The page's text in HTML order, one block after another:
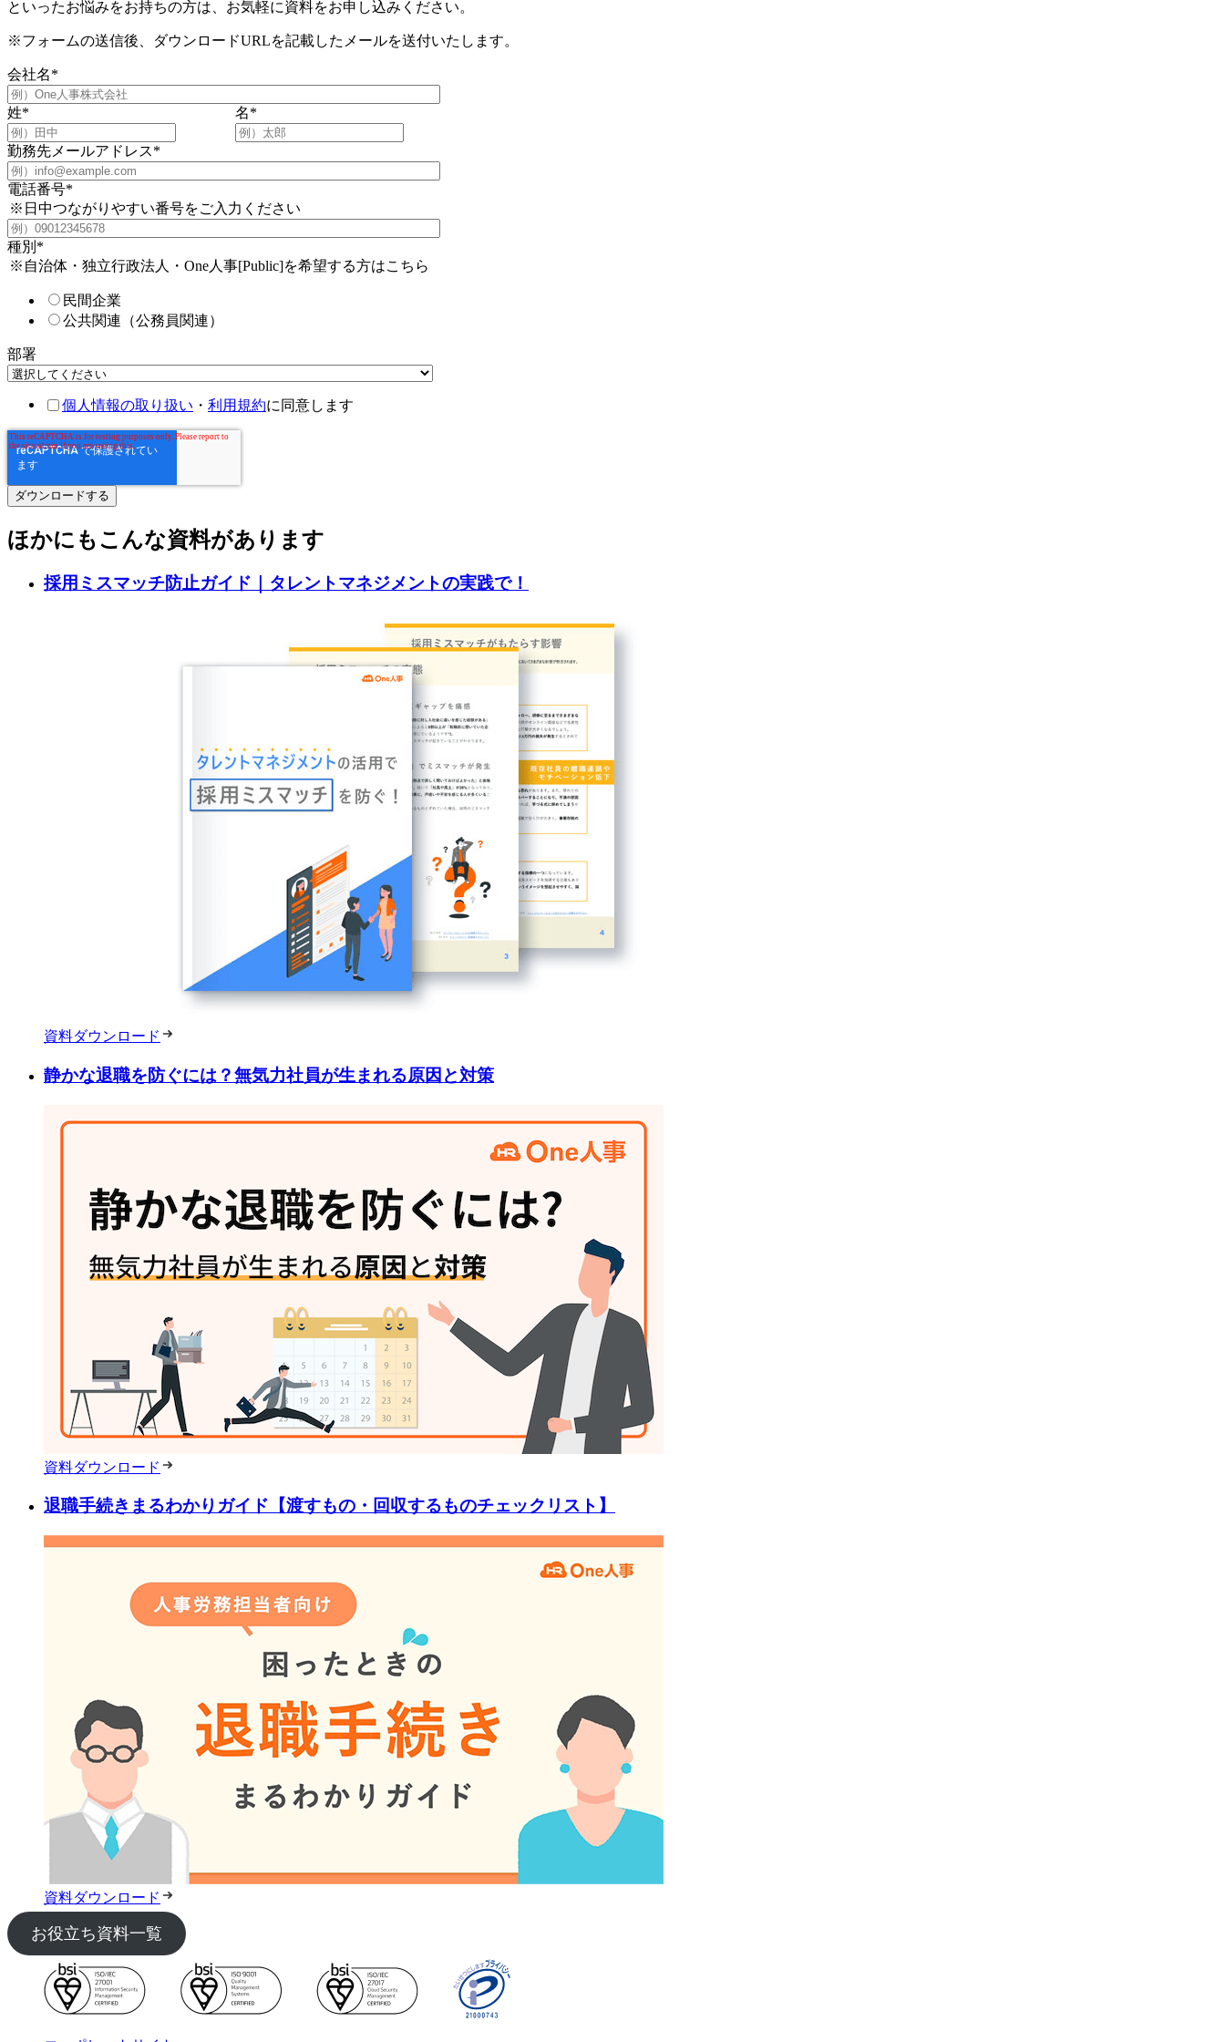
といったお悩みをお持ちの方は、お気軽に資料をお申し込みください。
※フォームの送信後、ダウンロードURLを記載したメールを送付いたします。
会社名*
姓* 名*
勤務先メールアドレス*
電話番号*
※日中つながりやすい番号をご入力ください
種別 *
※自治体・独立行政法人・One人事[Public]を希望する方はこちら
民間企業
公共関連（公務員関連）
部署
個人情報の取り扱い ・ 利用規約に同意します
ほかにもこんな資料があります
採用ミスマッチ防止ガイド｜タレントマネジメントの実践で！
資料ダウンロード
静かな退職を防ぐには？無気力社員が生まれる原因と対策
資料ダウンロード
退職手続きまるわかりガイド【渡すもの・回収するものチェックリスト】
資料ダウンロード
お役立ち資料一覧